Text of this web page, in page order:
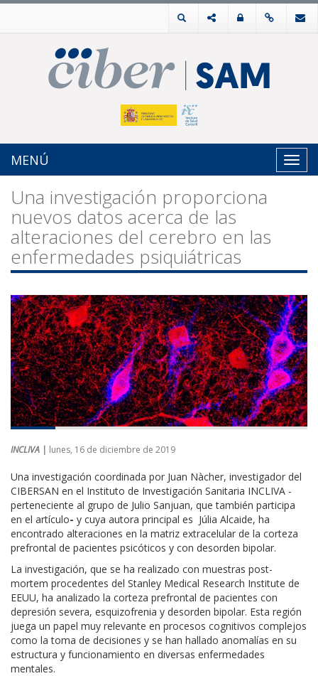
MENÚ
Una investigación proporciona
nuevos datos acerca de las
alteraciones del cerebro en las
enfermedades psiquiátricas
INCLIVA | lunes, 16 de diciembre de 2019
Una investigación coordinada por Juan Nàcher, investigador del
CIBERSAN en el Instituto de Investigación Sanitaria INCLIVA -
perteneciente al grupo de Julio Sanjuan, que también participa
en el artículo- y cuya autora principal es Júlia Alcaide, ha
encontrado alteraciones en la matriz extracelular de la corteza
prefrontal de pacientes psicóticos y con desorden bipolar.
La investigación, que se ha realizado con muestras post-
mortem procedentes del Stanley Medical Research Institute de
EEUU, ha analizado la corteza prefrontal de pacientes con
depresión severa, esquizofrenia y desorden bipolar. Esta región
juega un papel muy relevante en procesos cognitivos complejos
como la toma de decisiones y se han hallado anomalías en su
estructura y funcionamiento en diversas enfermedades
mentales.